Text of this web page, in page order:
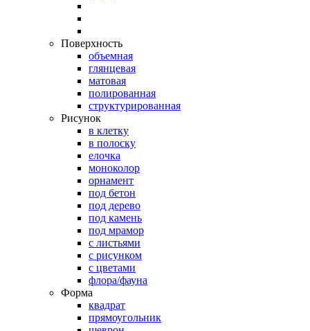
Поверхность
объемная
глянцевая
матовая
полированная
структурированная
Рисунок
в клетку
в полоску
елочка
моноколор
орнамент
под бетон
под дерево
под камень
под мрамор
с листьями
с рисунком
с цветами
флора/фауна
Форма
квадрат
прямоугольник